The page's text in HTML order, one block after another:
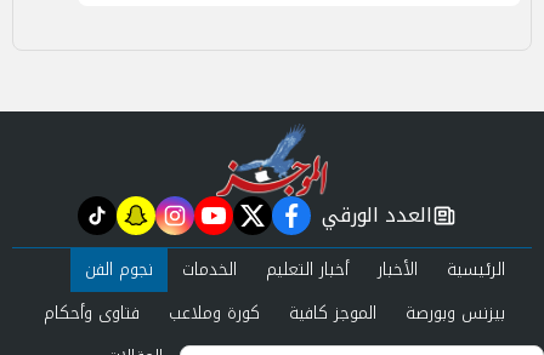
newspaper
العدد الورقي facebook
twitter
youtube
instagram
snapchat
tiktok
الرئيسية الأخبار أخبار التعليم الخدمات
نجوم الفن
بيزنس وبورصة
الموجز كافية كورة وملاعب
فتاوى وأحكام